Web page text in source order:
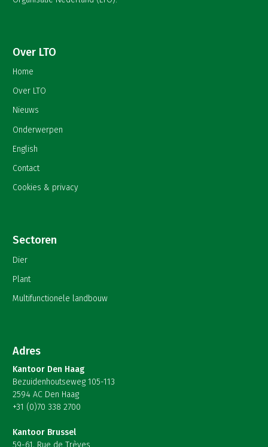
Over LTO
Home
Over LTO
Nieuws
Onderwerpen
English
Contact
Cookies & privacy
Sectoren
Dier
Plant
Multifunctionele landbouw
Adres
Kantoor Den Haag
Bezuidenhoutseweg 105-113
2594 AC Den Haag
+31 (0)70 338 2700
Kantoor Brussel